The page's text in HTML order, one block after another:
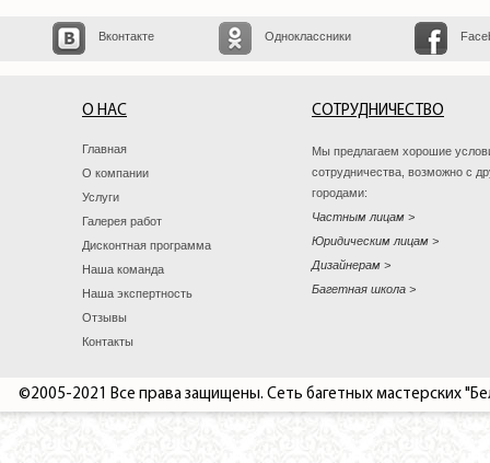
Вконтакте Одноклассники
О НАС
Главная
О компании
Услуги
Галерея работ
Дисконтная программа
Наша команда
Наша экспертность
Отзывы
Контакты
СОТРУДНИЧЕСТВО
Мы предлагаем хорошие
сотрудничества, возможно с
городами:
Частным лицам
Юридическим лицам
Дизайнерам
Багетная школа
©2005-2021 Все права защищены. Сеть багетных мастерских